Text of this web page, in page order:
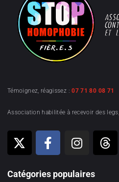
Témoignez, réagissez :07 71 80 08 71
Association habilitée à recevoir des
Catégories populaires